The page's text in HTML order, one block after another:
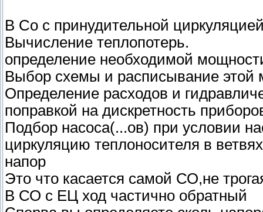
В Со с принудительной
Вычисление теплопотерь.
определение необходимой
Выбор схемы и расписывание этой
Определение расходов и
поправкой на дискретность
Подбор насоса(...ов) при условии
циркуляцию теплоносителя в
напор
Это что касается самой СО,не
В СО с ЕЦ ход частично обратный